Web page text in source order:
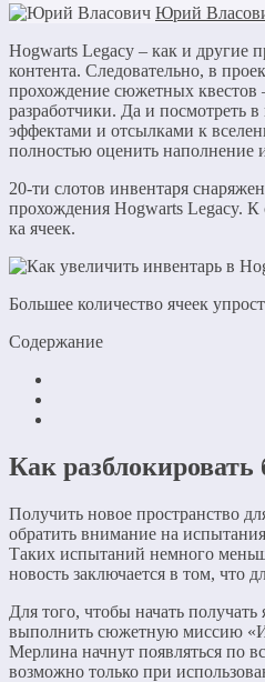
Юрий
Hogwarts Legacy – как и другие
контента. Следовательно, в
прохождение сюжетных квестов
разработчики. Да и посмотреть
эффектами и отсылками к
полностью оценить наполнение
20-ти слотов инвентаря
прохождения Hogwarts Legacy. К
ка ячеек.
Большее количество ячеек
Содержание
Как
Получить новое пространство
обратить внимание на
Таких испытаний немного
новость заключается в том, что
Для того, чтобы начать
выполнить сюжетную миссию
Мерлина начнут появляться по
возможно только при